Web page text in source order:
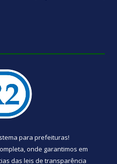
para prefeituras!
onde garantimos em
das leis de transparência